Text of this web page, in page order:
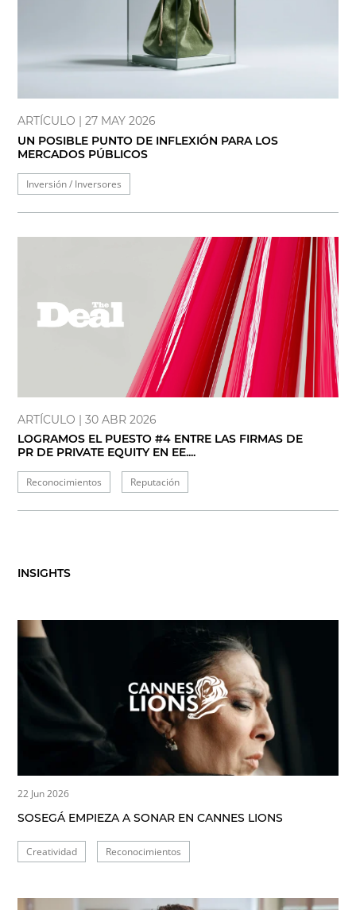
ARTÍCULO | 27 MAY 2026
UN POSIBLE PUNTO DE INFLEXIÓN PARA LOS
MERCADOS PÚBLICOS
Inversión / Inversores
ARTÍCULO | 30 ABR 2026
LOGRAMOS EL PUESTO #4 ENTRE LAS FIRMAS DE
PR DE PRIVATE EQUITY EN EE....
Reconocimientos Reputación
INSIGHTS
22 Jun 2026
SOSEGÁ EMPIEZA A SONAR EN CANNES LIONS
Creatividad Reconocimientos